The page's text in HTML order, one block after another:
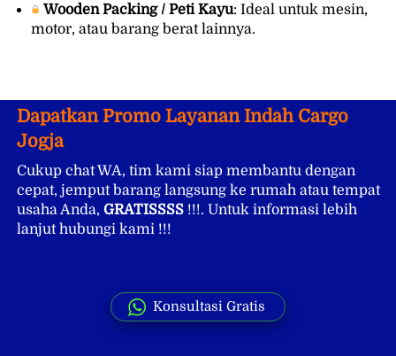
Wooden Packing / Peti Kayu: Ideal untuk mesin,
motor, atau barang berat lainnya.
Dapatkan Promo Layanan Indah Cargo
Jogja
Cukup chat WA, tim kami siap membantu dengan
cepat, jemput barang langsung ke rumah atau tempat
usaha Anda, GRATISSSS !!!. Untuk informasi lebih
lanjut hubungi kami !!!
Konsultasi Gratis